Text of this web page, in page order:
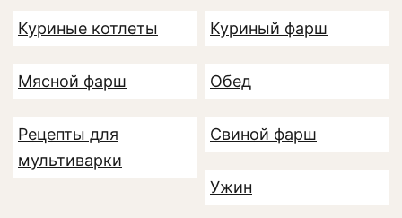
Куриные котлеты Куриный фарш
Мясной фарш Обед
Рецепты для
мультиварки
Свиной фарш
Ужин